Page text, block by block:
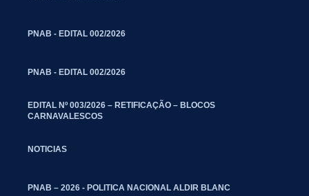
PNAB - EDITAL 002/2026
PNAB - EDITAL 002/2026
EDITAL Nº 003/2026 – RETIFICAÇÃO – BLOCOS
CARNAVALESCOS
NOTICIAS
PNAB – 2026 - POLITICA NACIONAL ALDIR BLANC